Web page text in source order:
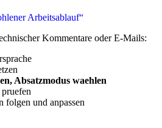
Arbeitsablauf“
Kommentare oder E-Mails:
Absatzmodus waehlen
folgen und anpassen